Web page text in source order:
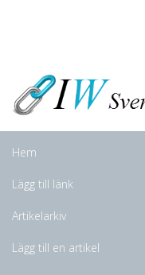
Hem
Lägg till länk
Artikelarkiv
Lägg till en artikel